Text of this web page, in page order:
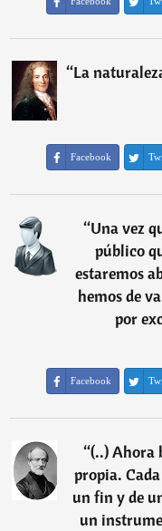
“La
Facebook
“Una vez
público
estaremos
hemos de
por
Facebook
“(..) Ahora
propia.
un fin y de
un